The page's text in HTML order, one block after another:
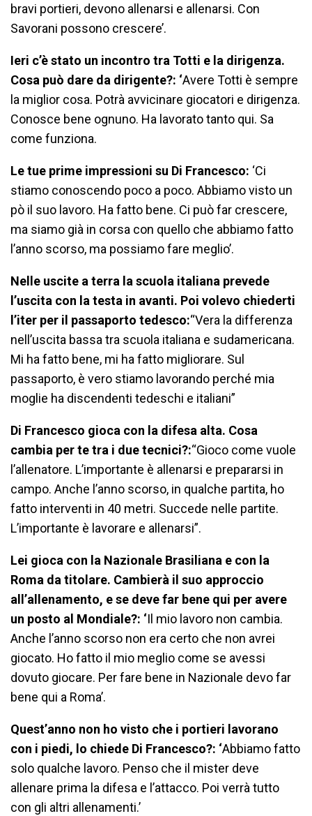
bravi portieri, devono allenarsi e allenarsi. Con
Savorani possono crescere’.
Ieri c’è stato un incontro tra Totti e la dirigenza.
Cosa può dare da dirigente?: ‘Avere Totti è sempre
la miglior cosa. Potrà avvicinare giocatori e dirigenza.
Conosce bene ognuno. Ha lavorato tanto qui. Sa
come funziona.
Le tue prime impressioni su Di Francesco: ‘Ci
stiamo conoscendo poco a poco. Abbiamo visto un
pò il suo lavoro. Ha fatto bene. Ci può far crescere,
ma siamo già in corsa con quello che abbiamo fatto
l’anno scorso, ma possiamo fare meglio’.
Nelle uscite a terra la scuola italiana prevede
l’uscita con la testa in avanti. Poi volevo chiederti
l’iter per il passaporto tedesco:“Vera la differenza
nell’uscita bassa tra scuola italiana e sudamericana.
Mi ha fatto bene, mi ha fatto migliorare. Sul
passaporto, è vero stiamo lavorando perché mia
moglie ha discendenti tedeschi e italiani”
Di Francesco gioca con la difesa alta. Cosa
cambia per te tra i due tecnici?:“Gioco come vuole
l’allenatore. L’importante è allenarsi e prepararsi in
campo. Anche l’anno scorso, in qualche partita, ho
fatto interventi in 40 metri. Succede nelle partite.
L’importante è lavorare e allenarsi”.
Lei gioca con la Nazionale Brasiliana e con la
Roma da titolare. Cambierà il suo approccio
all’allenamento, e se deve far bene qui per avere
un posto al Mondiale?: ‘Il mio lavoro non cambia.
Anche l’anno scorso non era certo che non avrei
giocato. Ho fatto il mio meglio come se avessi
dovuto giocare. Per fare bene in Nazionale devo far
bene qui a Roma’.
Quest’anno non ho visto che i portieri lavorano
con i piedi, lo chiede Di Francesco?: ‘Abbiamo fatto
solo qualche lavoro. Penso che il mister deve
allenare prima la difesa e l’attacco. Poi verrà tutto
con gli altri allenamenti.’